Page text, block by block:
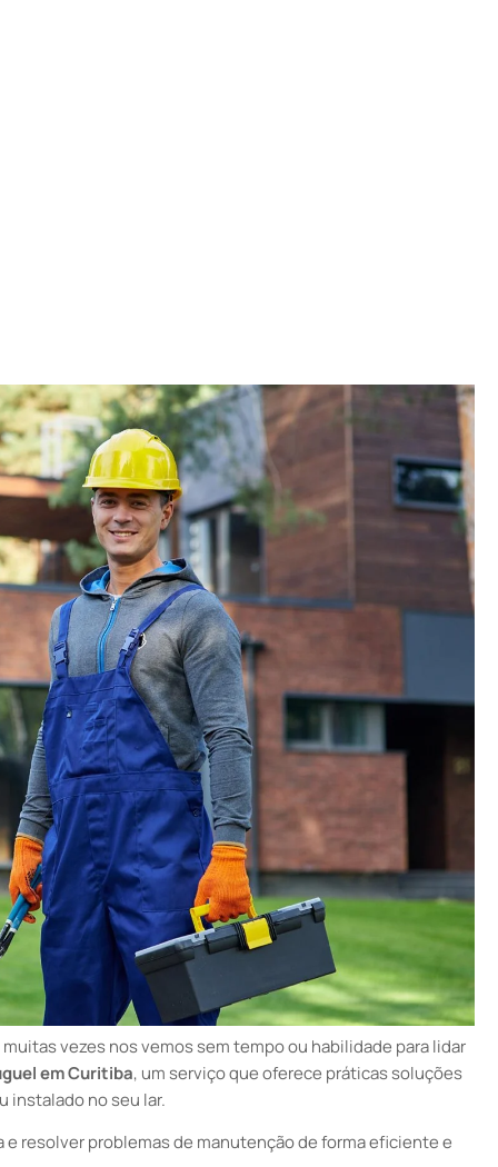
vezes nos vemos sem tempo ou habilidade para lidar
em Curitiba, um serviço que oferece práticas soluções
instalado no seu lar.
resolver problemas de manutenção de forma eficiente e